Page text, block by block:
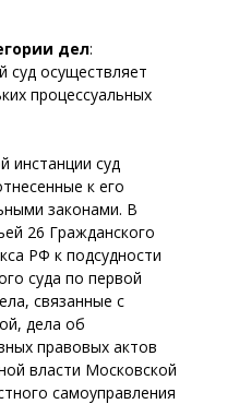
дел:
суд осуществляет
процессуальных
инстанции суд
к его
законами. В
26 Гражданского
РФ к подсудности
суда по первой
связанные с
дела об
правовых актов
власти Московской
самоуправления